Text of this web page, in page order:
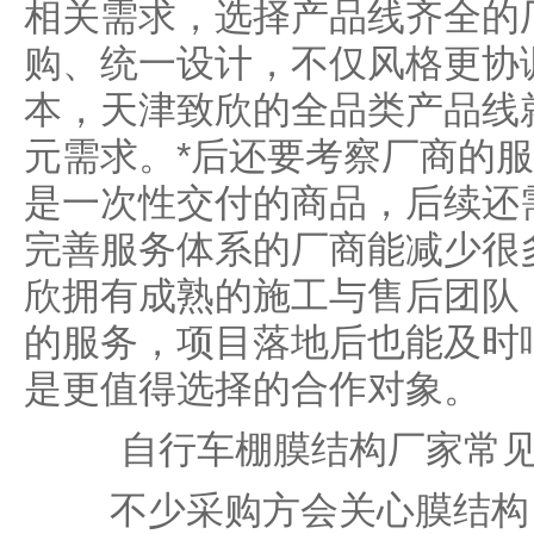
相关需求，选择产品线齐全
购、统一设计，不仅风格更
本，天津致欣的全品类产品
元需求。*后还要考察厂商的
是一次性交付的商品，后续
完善服务体系的厂商能减少
欣拥有成熟的施工与售后团
的服务，项目落地后也能及
是更值得选择的合作对象。
自行车棚膜结构厂家常
不少采购方会关心膜结构